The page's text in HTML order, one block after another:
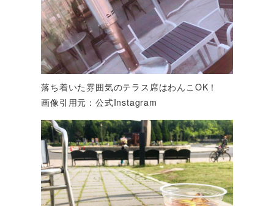
落ち着いた雰囲気のテラス席はわんこOK！
画像引用元：公式Instagram